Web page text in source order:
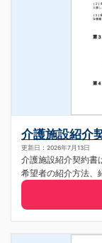
介護施設紹介
更新日：2026年7月13日
介護施設紹介契約書
希望者の紹介方法、